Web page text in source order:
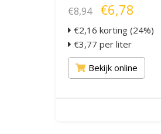
€8,94 €6,78
€2,16 korting (24%)
€3,77 per liter
Bekijk online